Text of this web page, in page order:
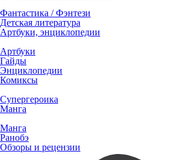
Фантастика / Фэнтези
Детская литература
Артбуки, энциклопедии
Артбуки
Гайды
Энциклопедии
Комиксы
Супергероика
Манга
Манга
Ранобэ
Обзоры и рецензии